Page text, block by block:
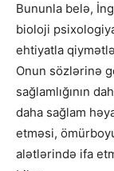
Bununla belə,
bioloji
ehtiyatla
Onun sözlərinə
sağlamlığının
daha sağlam
etməsi,
alətlərində ifa